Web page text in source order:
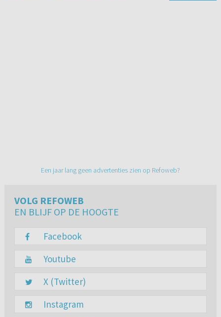
Een jaar lang geen advertenties zien op Refoweb?
VOLG REFOWEB
EN BLIJF OP DE HOOGTE
Facebook
Youtube
X (Twitter)
Instagram